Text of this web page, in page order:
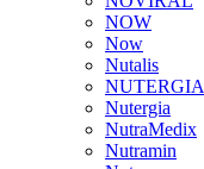
NOW
Now
Nutalis
NUTERGIA
Nutergia
NutraMedix
Nutramin